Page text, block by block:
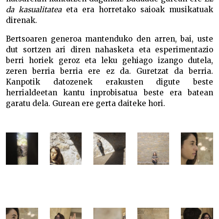
da kasualitateaeta era horretako saioak musikatuak
direnak.
Bertsoaren generoa mantenduko den arren, bai, uste
dut sortzen ari diren nahasketa eta esperimentazio
berri horiek geroz eta leku gehiago izango dutela,
zeren berria berria ere ez da. Guretzat da berria.
Kanpotik datozenek erakusten digute beste
herrialdeetan kantu inprobisatua beste era batean
garatu dela. Gurean ere gerta daiteke hori.